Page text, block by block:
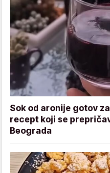
Sok od aronije gotov
recept koji se
Beograda